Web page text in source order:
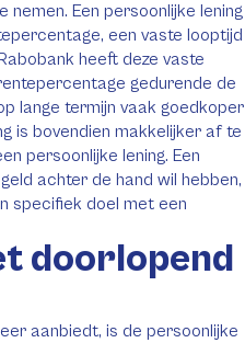
Een persoonlijke lening
een vaste looptijd
heeft deze vaste
gedurende de
lange termijn vaak goedkoper
is bovendien makkelijker af te
persoonlijke lening. Een
achter de hand wil hebben,
specifiek doel met een
doorlopend
aanbiedt, is de persoonlijke